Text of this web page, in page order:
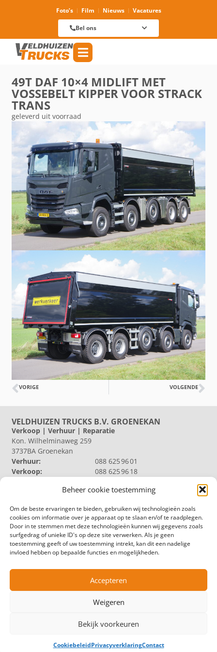
Beheer cookie toestemming
Om de beste ervaringen te bieden, gebruiken wij technologieën zoals
cookies om informatie over je apparaat op te slaan en/of te raadplegen.
Door in te stemmen met deze technologieën kunnen wij gegevens zoals
surfgedrag of unieke ID's op deze site verwerken. Als je geen
toestemming geeft of uw toestemming intrekt, kan dit een nadelige
invloed hebben op bepaalde functies en mogelijkheden.
Accepteren
Weigeren
Bekijk voorkeuren
CookiebeleidPrivacyverklaringContact
Foto’s Film Nieuws Vacatures
Bel ons
49T DAF 10×4 MIDLIFT MET
VOSSEBELT KIPPER VOOR STRACK
TRANS
geleverd uit voorraad
VOLGENDE
VORIGE
VELDHUIZEN TRUCKS B.V. GROENEKAN
Verkoop | Verhuur | Reparatie
Kon. Wilhelminaweg 259
3737BA Groenekan
Verhuur:
088 625 96 01
Verkoop:
088 625 96 18
088 625 96 00
Productie | Magazijn
Nieuw Loosdrechtsedijk 40
1231 KZ Loosdrecht
Magazijn:
088 625 96 60
Algemeen:
088 625 96 00
VELDHUIZEN TRUCKS B.V. ZWOLLE
Productie
8028 PL Zwolle
088 625 96 00
© Copyright – Veldhuizen Trucks
Privacyverklaring
Cookiebeleid